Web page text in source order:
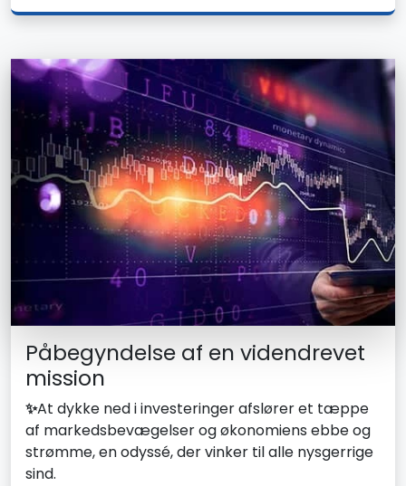
Påbegyndelse af en videndrevet
mission
✨At dykke ned i investeringer afslører et tæppe
af markedsbevægelser og økonomiens ebbe og
strømme, en odyssé, der vinker til alle nysgerrige
sind.